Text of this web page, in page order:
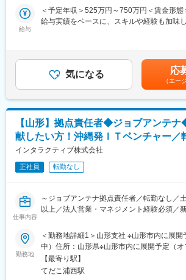
方
2.柔軟な発想でアイデアを形にできる方
○以下いずれか1つ以上に該当する方
1.複数人数でのシステム開発をリードした
2.システムやアプリケーション開発におい
での経験を有した方
3.ご自身の経験を、カンファレンスやセミ
対外的に発信した経験のある方
■歓迎スキル
○以下の経験・知識をお持ちの方
この取り組みに伴い、新しいエンジニアリ
画しています。
■仕事内容
・その他、業務改善系ツールの開発、Web
◯計画中のプロジェクト
・SaaSとしての公開を目指したウェブアプ
メント系を検討中）
・ビジュアライズ作品の発表 等
■キャリアパス
バックエンドエンジニア → シニアエンジ
社内外の関係者と円滑なコミュニケーショ
開発業務を進行できる方
■歓迎スキル
給与
＜予定年収＞525万円～750万円＜賃金形
給与実績をベースに、スキルや経験も加味
します。■賞与：あり■昇給：あり賃金はあ
あり、選考を通じて上下する可能性があり
手当を含めた表記です。
気になる 応
（エー
【山形】拠点責任者◆ジョブアンテ
献したい方！沖縄発ＩＴベンチャー／
インタラクティブ株式会社
正社員 転勤なし
仕事内容
～ジョブアンテナ拠点責任者／転勤なし／
以上／法人営業・マネジメント経験必須／
充実◎～
▼募集背景
当社は2015年に沖縄にて地域特化型の求人
スタートさせました。沖縄最大級の求人マ
勤務地
＜勤務地詳細1＞山形支社 ※山形市内に展開
中）住所：山形県※山形市内に展開予定（
喫煙対策：敷地内喫煙可能場所あり＜勤務
縄県宜野湾市大山3-11-32 受動喫煙対策：敷
【最寄り駅】
てだこ浦西駅